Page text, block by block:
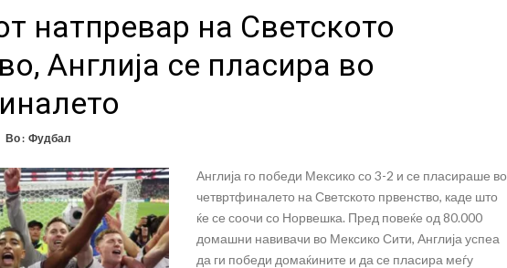
натпревар на Светското
Англија се пласира во
Во : Фудбал
Англија го победи Мексико со 3-2 и се пласираше во
четвртфиналето на Светското првенство, каде што
ќе се соочи со Норвешка. Пред повеќе од 80.000
домашни навивачи во Мексико Сити, Англија успеа
да ги победи домаќините и да се пласира меѓу